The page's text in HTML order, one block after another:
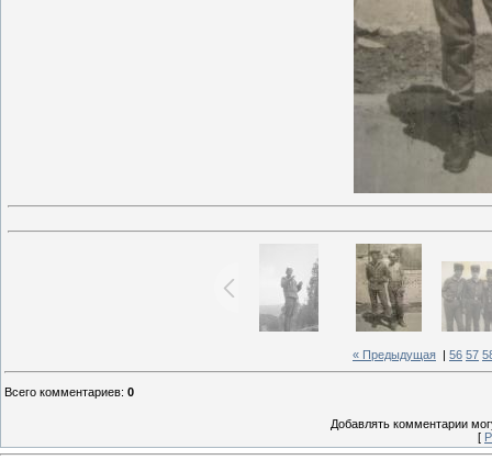
« Предыдущая 56 57
Всего комментариев: 0
Добавлять комментарии
[